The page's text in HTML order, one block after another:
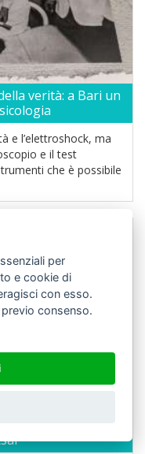
verità: a Bari un
e l’elettroshock, ma
e il test
che è possibile
per
e cookie di
con esso.
consenso.